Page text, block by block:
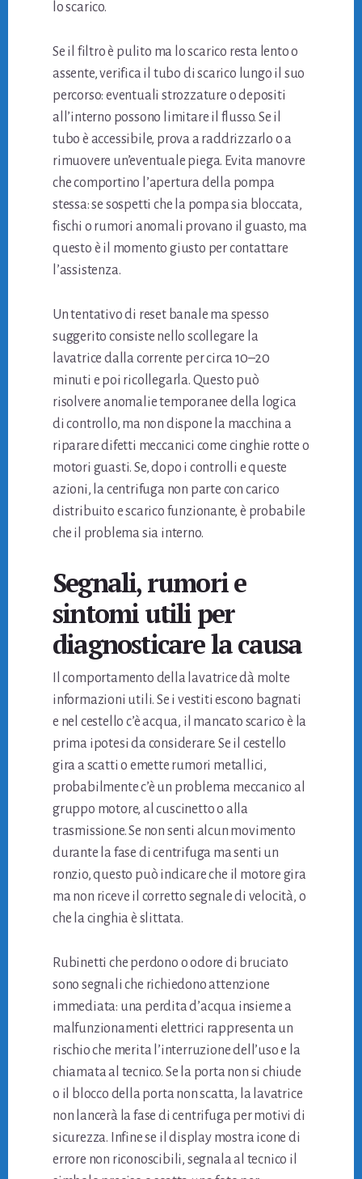
lo scarico.
Se il filtro è pulito ma lo scarico resta lento o
assente, verifica il tubo di scarico lungo il suo
percorso: eventuali strozzature o depositi
all’interno possono limitare il flusso. Se il
tubo è accessibile, prova a raddrizzarlo o a
rimuovere un’eventuale piega. Evita manovre
che comportino l’apertura della pompa
stessa: se sospetti che la pompa sia bloccata,
fischi o rumori anomali provano il guasto, ma
questo è il momento giusto per contattare
l’assistenza.
Un tentativo di reset banale ma spesso
suggerito consiste nello scollegare la
lavatrice dalla corrente per circa 10–20
minuti e poi ricollegarla. Questo può
risolvere anomalie temporanee della logica
di controllo, ma non dispone la macchina a
riparare difetti meccanici come cinghie rotte o
motori guasti. Se, dopo i controlli e queste
azioni, la centrifuga non parte con carico
distribuito e scarico funzionante, è probabile
che il problema sia interno.
Segnali, rumori e
sintomi utili per
diagnosticare la causa
Il comportamento della lavatrice dà molte
informazioni utili. Se i vestiti escono bagnati
e nel cestello c’è acqua, il mancato scarico è la
prima ipotesi da considerare. Se il cestello
gira a scatti o emette rumori metallici,
probabilmente c’è un problema meccanico al
gruppo motore, al cuscinetto o alla
trasmissione. Se non senti alcun movimento
durante la fase di centrifuga ma senti un
ronzio, questo può indicare che il motore gira
ma non riceve il corretto segnale di velocità, o
che la cinghia è slittata.
Rubinetti che perdono o odore di bruciato
sono segnali che richiedono attenzione
immediata: una perdita d’acqua insieme a
malfunzionamenti elettrici rappresenta un
rischio che merita l’interruzione dell’uso e la
chiamata al tecnico. Se la porta non si chiude
o il blocco della porta non scatta, la lavatrice
non lancerà la fase di centrifuga per motivi di
sicurezza. Infine se il display mostra icone di
errore non riconoscibili, segnala al tecnico il